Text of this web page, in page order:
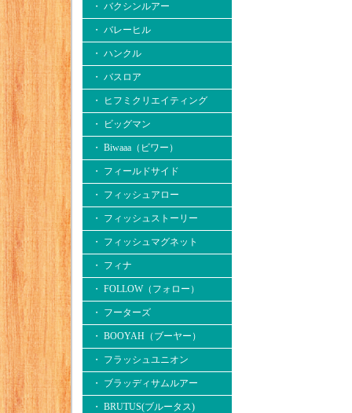
・ バクシンルアー
・ バレーヒル
・ ハンクル
・ バスロア
・ ヒフミクリエイティング
・ ビッグマン
・ Biwaaa（ビワー）
・ フィールドサイド
・ フィッシュアロー
・ フィッシュストーリー
・ フィッシュマグネット
・ フィナ
・ FOLLOW（フォロー）
・ フーターズ
・ BOOYAH（ブーヤー）
・ フラッシュユニオン
・ ブラッディサムルアー
・ BRUTUS(ブルータス)